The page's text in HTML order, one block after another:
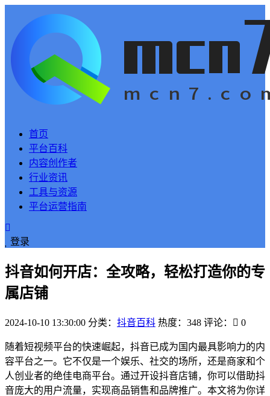
首页
平台百科
内容创作者
行业资讯
工具与资源
平台运营指南
登录
抖音如何开店：全攻略，轻松打造你的专
属店铺
2024-10-10 13:30:00 分类： 抖音百科 热度：348 评论： 0
随着短视频平台的快速崛起，抖音已成为国内最具影响力的内
容平台之一。它不仅是一个娱乐、社交的场所，还是商家和个
人创业者的绝佳电商平台。通过开设抖音店铺，你可以借助抖
音庞大的用户流量，实现商品销售和品牌推广。本文将为你详